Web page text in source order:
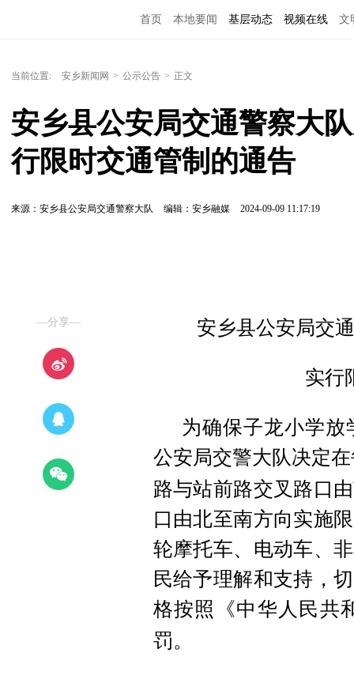
首页 本地要闻 基层动态 视频在线 文
当前位置: 安乡新闻网 > 公示公告 > 正文
安乡县公安局交通警察大
行限时交通管制的通告
来源：安乡县公安局交通警察大队 编辑：安乡融媒 2024-09-09 11:17:19
—分享— 安乡县公安局交
实行
为确保子龙小学
公安局交警大队决定
路与站前路交叉路口
口由北至南方向实施
轮摩托车、电动车、
民给予理解和支持，
格按照《中华人民共
罚。